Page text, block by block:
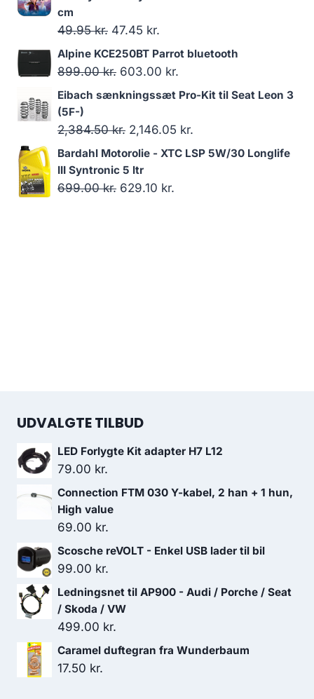
var:
2,204.00 kr..
er:
1,983.60 kr..
cm
49.95kr. Den
oprindelige
pris
49.95 kr..
47.45 kr.
aktuelle
pris
Alpine KCE250BT Parrot bluetooth
899.00kr. Den
oprindelige
var:
899.00 kr..
603.00 kr.
aktuelle
er:
603.00 kr..
Eibach sænkningssæt Pro-Kit til Seat Leon 3
(5F-)
2,384.50kr. Den
oprindelige
pris
var:
2,146.05 kr.
aktuelle
Bardahl Motorolie - XTC LSP 5W/30 Longlife
III Syntronic 5 ltr
699.00kr. Den
629.10 kr.
UDVALGTE TILBUD
LED Forlygte Kit adapter H7 L12
79.00 kr.
Connection FTM 030 Y-kabel, 2 han + 1 hun,
High value
69.00 kr.
Scosche reVOLT - Enkel USB lader til bil
99.00 kr.
Ledningsnet til AP900 - Audi / Porche / Seat
/ Skoda / VW
499.00 kr.
Caramel duftegran fra Wunderbaum
17.50 kr.